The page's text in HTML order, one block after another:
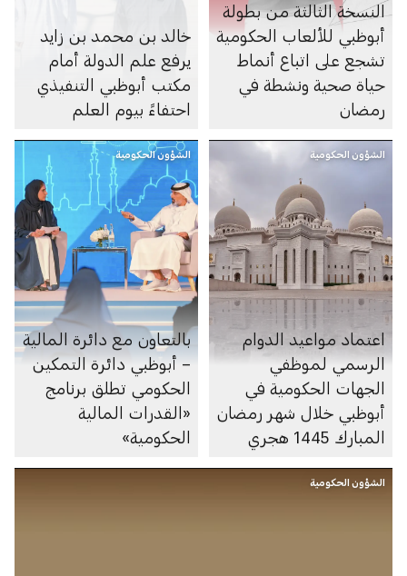
النسخة الثالثة من بطولة
أبوظبي للألعاب الحكومية
تشجع على اتباع أنماط
حياة صحية ونشطة في
رمضان
خالد بن محمد بن زايد
يرفع علم الدولة أمام
مكتب أبوظبي التنفيذي
احتفاءً بيوم العلم
الشؤون الحكومية
اعتماد مواعيد الدوام
الرسمي لموظفي
الجهات الحكومية في
أبوظبي خلال شهر رمضان
المبارك 1445 هجري
الشؤون الحكومية
بالتعاون مع دائرة المالية
– أبوظبي دائرة التمكين
الحكومي تطلق برنامج
«القدرات المالية
الحكومية»
الشؤون الحكومية